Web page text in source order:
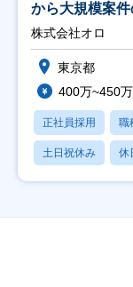
から大規模案
修充実】
株式会社オロ
東京都
400万~450万
正社員採用 職
土日祝休み 休